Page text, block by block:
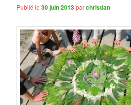
Publié le30 juin 2013parchristian